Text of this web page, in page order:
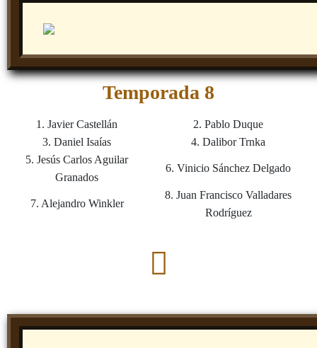
Temporada 8
1. Javier Castellán
2. Pablo Duque
3. Daniel Isaías
4. Dalibor Trnka
5. Jesús Carlos Aguilar
Granados
6. Vinicio Sánchez Delgado
7. Alejandro Winkler
8. Juan Francisco Valladares
Rodríguez